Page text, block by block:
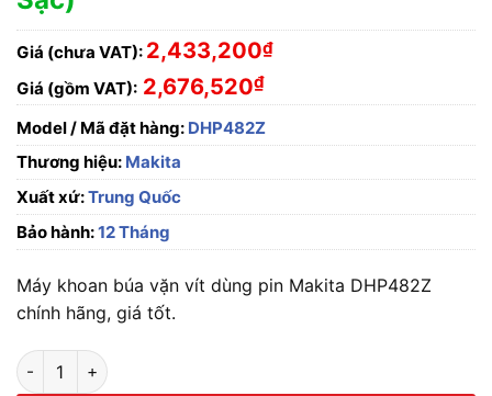
Giá (chưa VAT): 2,433,200₫
Giá (gồm VAT): 2,676,520₫
Model / Mã đặt hàng: DHP482Z
Thương hiệu: Makita
Xuất xứ:Trung Quốc
Bảo hành:12 Tháng
Máy khoan búa vặn vít dùng pin Makita DHP482Z
chính hãng, giá tốt.
Máy khoan búa vặn vít dùng pin Makita DHP482Z (Chưa kèm